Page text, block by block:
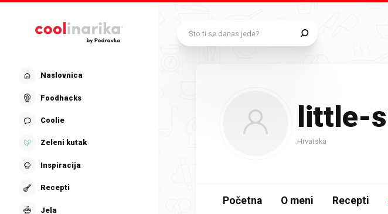
Naslovnica
Foodhacks
Coolie
Zeleni kutak
Inspiracija
Recepti
Jela
little-
Hrvatska
Početna O meni Recepti
Što ti se danas jede?